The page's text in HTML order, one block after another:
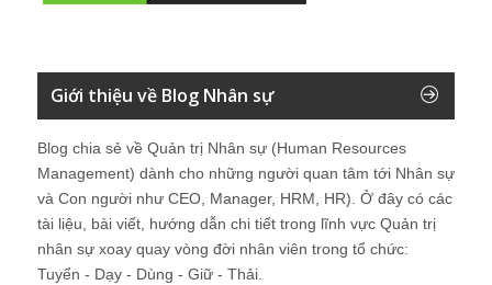
Giới thiệu về Blog Nhân sự
Blog chia sẻ về Quản trị Nhân sự (Human Resources
Management) dành cho những người quan tâm tới Nhân sự
và Con người như CEO, Manager, HRM, HR). Ở đây có các
tài liệu, bài viết, hướng dẫn chi tiết trong lĩnh vực Quản trị
nhân sự xoay quay vòng đời nhân viên trong tổ chức:
Tuyển - Dạy - Dùng - Giữ - Thải.